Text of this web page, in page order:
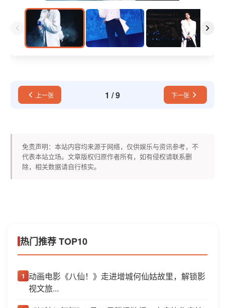
上一张 1 /9 下一张
免责声明：本站内容均来源于网络，仅供娱乐与资讯参考，不
代表本站立场。文章版权归原作者所有，如有侵权请联系删
除，相关数据请自行核实。
热门推荐 TOP10
1 动画电影《八仙！》走进增城何仙姑故里，解锁影
视文旅...